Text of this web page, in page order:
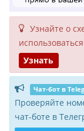
Узнайте о
Узнать
Чат-бот в
Проверяйте
чат-боте в